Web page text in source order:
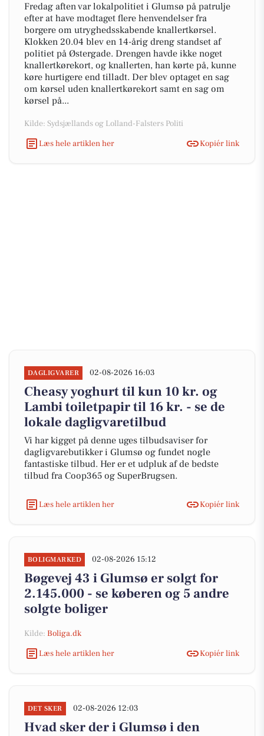
Fredag aften var lokalpolitiet i Glumsø på patrulje
efter at have modtaget flere henvendelser fra
borgere om utryghedsskabende knallertkørsel.
Klokken 20.04 blev en 14-årig dreng standset af
politiet på Østergade. Drengen havde ikke noget
knallertkørekort, og knallerten, han kørte på, kunne
køre hurtigere end tilladt. Der blev optaget en sag
om kørsel uden knallertkørekort samt en sag om
kørsel på...
Kilde: Sydsjællands og Lolland-Falsters Politi
Læs hele artiklen her
Kopiér link
DAGLIGVARER 02-08-2026 16:03
Cheasy yoghurt til kun 10 kr. og
Lambi toiletpapir til 16 kr. - se de
lokale dagligvaretilbud
Vi har kigget på denne uges tilbudsaviser for
dagligvarebutikker i Glumsø og fundet nogle
fantastiske tilbud. Her er et udpluk af de bedste
tilbud fra Coop365 og SuperBrugsen.
Læs hele artiklen her Kopiér link
BOLIGMARKED 02-08-2026 15:12
Bøgevej 43 i Glumsø er solgt for
2.145.000 - se køberen og 5 andre
solgte boliger
Kilde: Boliga.dk
Læs hele artiklen her
Kopiér link
DET SKER 02-08-2026 12:03
Hvad sker der i Glumsø i den